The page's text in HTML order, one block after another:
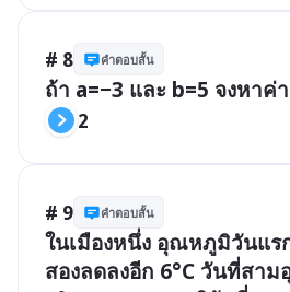
# 8 คำตอบสั้น
ถ้า a=−3 และ b=5 จงหาค่
2
# 9 คำตอบสั้น
ในเมืองหนึ่ง อุณหภูมิวันแร
สองลดลงอีก 6°C วันที่สา